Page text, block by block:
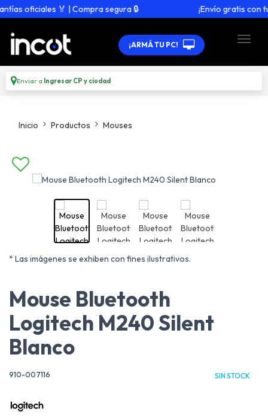
oficiales 🏅 | Compra segura 🔒 ¡Envío gratis con tu
¡ARMÁ TU PC!
Enviar a Ingresar CP y ciudad
Inicio Productos Mouses
* Las imágenes se exhiben con fines ilustrativos.
Mouse Bluetooth
Logitech M240 Silent
Blanco
910-007116 SIN STOCK